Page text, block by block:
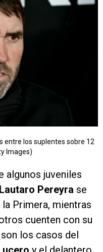
entre los suplentes sobre 12
Images)
algunos juveniles
Pereyra se
Primera, mientras
cuenten con su
los casos del